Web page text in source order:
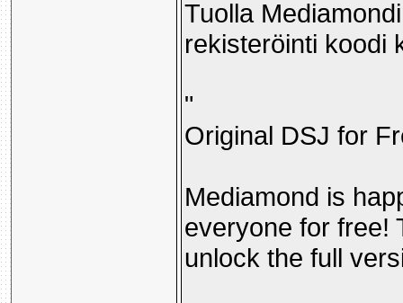
Tuolla
rekisteröinti koodi
"
Original DSJ for
Mediamond is
everyone for free!
unlock the full